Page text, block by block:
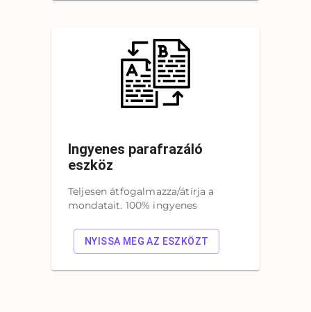
Ingyenes parafrazáló
eszköz
Teljesen átfogalmazza/átírja a
mondatait. 100% ingyenes
NYISSA MEG AZ ESZKÖZT